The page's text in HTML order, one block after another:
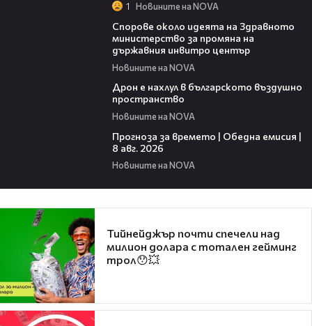
1 Новините на NOVA
Спорове около идеята на Здравното
министерство за промяна на
държавния инвитро център
Новините на NOVA
Дрон е нахлул в българското въздушно
пространство
Новините на NOVA
Прогноза за времето | Обедна емисия |
8 авг. 2026
Новините на NOVA
Тийнейджър почти спечели над
милион долара с тотален гейминг
трол😯💥